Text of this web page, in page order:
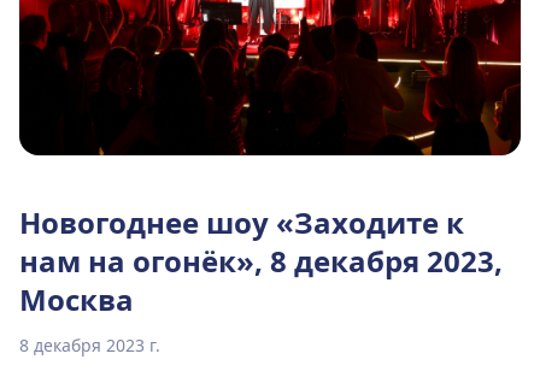
Новогоднее шоу «Заходите к
нам на огонёк», 8 декабря 2023,
Москва
8 декабря 2023 г.